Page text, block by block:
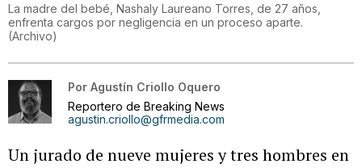
La madre del bebé, Nashaly Laureano Torres, de 27 años,
enfrenta cargos por negligencia en un proceso aparte.
(Archivo)
Por Agustín Criollo Oquero
Reportero de Breaking News
agustin.criollo@gfrmedia.com
Un jurado de nueve mujeres y tres hombres en